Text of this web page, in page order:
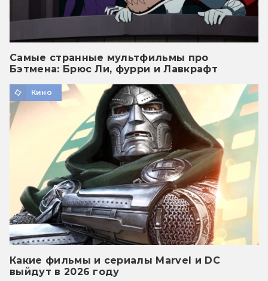
Самые странные мультфильмы про
Бэтмена: Брюс Ли, фурри и Лавкрафт
Кино
Какие фильмы и сериалы Marvel и DC
выйдут в 2026 году